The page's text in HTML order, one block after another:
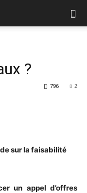
?
2
796
sur la faisabilité
un appel d’offres